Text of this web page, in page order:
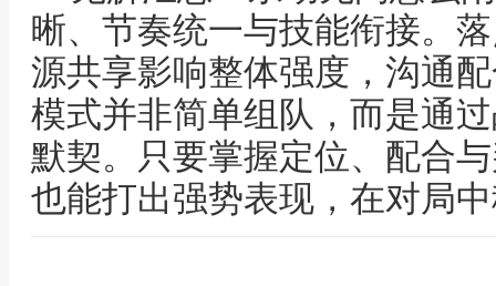
晰、节奏统一与技能衔接。
源共享影响整体强度，沟通
模式并非简单组队，而是通
默契。只要掌握定位、配合
也能打出强势表现，在对局